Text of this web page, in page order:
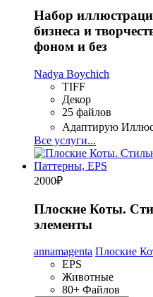
Набор
бизнеса и
фоном и без
Nadya Boychich
TIFF
Декор
25 файлов
Адаптирую
Все услуги...
2000₽
Плоские Коты.
элементы
annamagenta Плоские
EPS
Животные
80+ Файлов